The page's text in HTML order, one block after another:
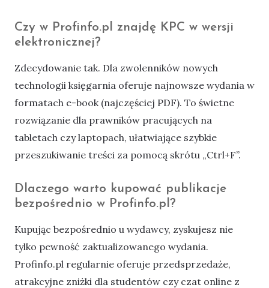
Czy w Profinfo.pl znajdę KPC w wersji
elektronicznej?
Zdecydowanie tak. Dla zwolenników nowych
technologii księgarnia oferuje najnowsze wydania w
formatach e-book (najczęściej PDF). To świetne
rozwiązanie dla prawników pracujących na
tabletach czy laptopach, ułatwiające szybkie
przeszukiwanie treści za pomocą skrótu „Ctrl+F”.
Dlaczego warto kupować publikacje
bezpośrednio w Profinfo.pl?
Kupując bezpośrednio u wydawcy, zyskujesz nie
tylko pewność zaktualizowanego wydania.
Profinfo.pl regularnie oferuje przedsprzedaże,
atrakcyjne zniżki dla studentów czy czat online z